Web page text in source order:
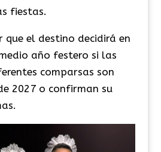
fiestas.
que el destino decidirá en
año festero si las
comparsas son
2027 o confirman su